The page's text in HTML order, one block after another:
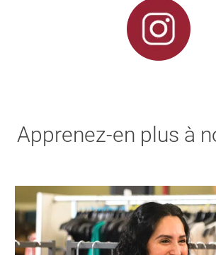
Apprenez-en plus à